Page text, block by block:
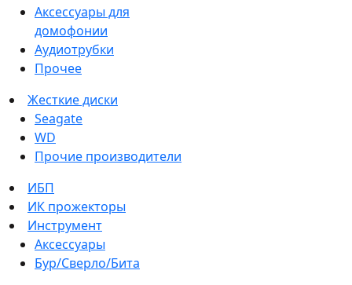
Аксессуары для
домофонии
Аудиотрубки
Прочее
Жесткие диски
Seagate
WD
Прочие производители
ИБП
ИК прожекторы
Инструмент
Аксессуары
Бур/Сверло/Бита